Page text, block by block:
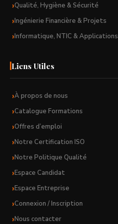
Qualité, Hygiène & Sécurité
Ingénierie Financière & Projets
Informatique, NTIC & Applications
Liens Utiles
À propos de nous
Catalogue Formations
Offres d’emploi
Notre Certification ISO
Notre Politique Qualité
Espace Candidat
Espace Entreprise
Connexion / Inscription
Nous contacter